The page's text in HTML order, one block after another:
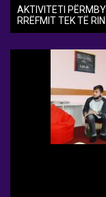
AKTIVITETI
RRËFMIT TEK TË